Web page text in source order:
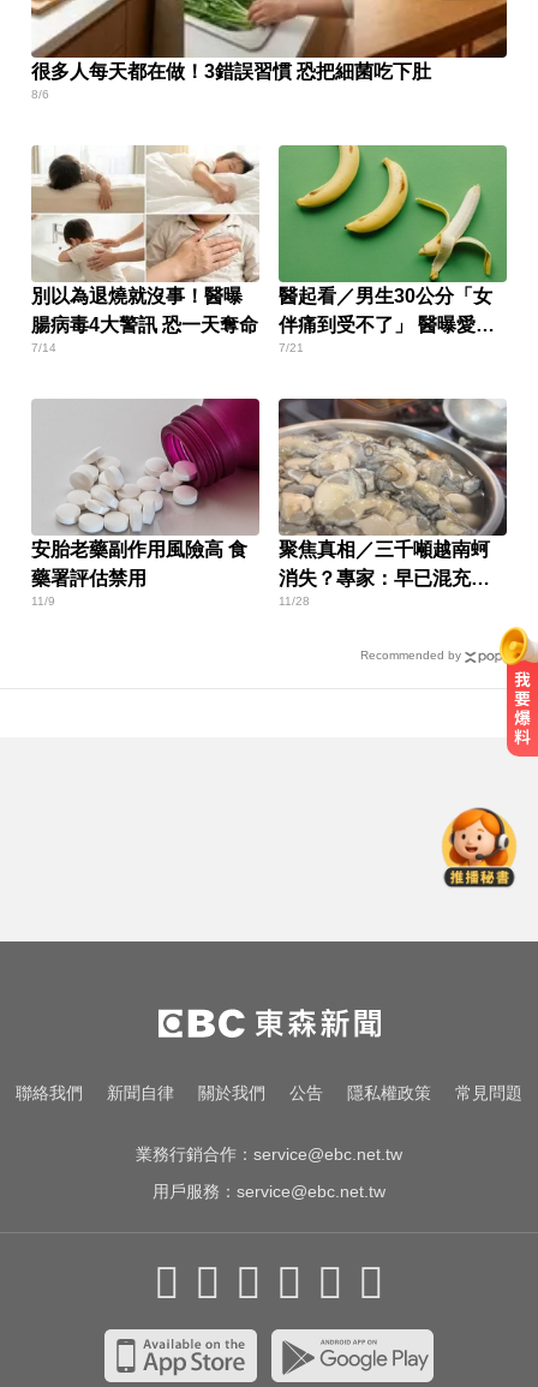
很多人每天都在做！3錯誤習慣 恐把細菌吃下肚
8/6
別以為退燒就沒事！醫曝
腸病毒4大警訊 恐一天奪命
7/14
醫起看／男生30公分「女
伴痛到受不了」 醫曝愛愛
滿意度關鍵
7/21
安胎老藥副作用風險高 食
藥署評估禁用
11/9
聚焦真相／三千噸越南蚵
消失？專家：早已混充台
灣蚵
11/28
Recommended by
秘生物頭部」官方證實了
川普嗆伊朗若不開放荷莫茲海峽 將
祭「二戰後最大攻擊」
南部今演習不降速！今早10點手機
聯絡我們 新聞自律 關於我們 公告 隱私權政策 常見問題
業務行銷合作： service@ebc.net.tw
用戶服務： service@ebc.net.tw